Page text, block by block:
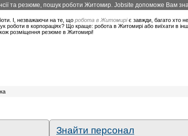
та резюме, пошук роботи Житомир. Jobsite допоможе Вам
І, незважаючи на те, що робота в Житомиріє завжди, багато хто
роботи в корпораціях? Що краще: робота в Житомирі або виїхати в
розміщення резюме в Житомирі!
Знайти персонал